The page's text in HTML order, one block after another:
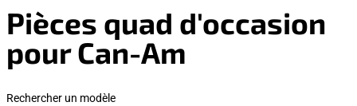
Pièces quad d'occasion
pour Can-Am
Rechercher un modèle